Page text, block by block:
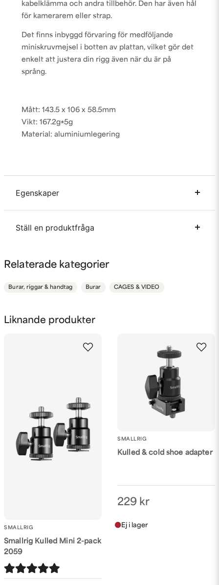
Liknande produkter
SMALLRIG
Smallrig Kulled Mini 2-pack
2059
SMALLRIG
Kulled & cold shoe adapter
229 kr
kabelklämma och andra tillbehör. Den har även hål
för kamerarem eller strap.
Det finns inbyggd förvaring för medföljande
miniskruvmejsel i botten av plattan, vilket gör det
enkelt att justera din rigg även när du är på
språng.
Mått: 143.5 x 106 x 58.5mm
Vikt: 167.2g±5g
Material: aluminiumlegering
Egenskaper
Ställ en produktfråga
Fråga oss något om denna produkten...
Ja, ni får publicera min fråga
Relaterade kategorier
Burar, riggar & handtag Burar CAGES & VIDEO